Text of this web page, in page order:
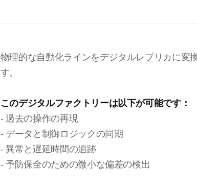
物理的な自動化ラインをデジタルレプリカに変
す。
このデジタルファクトリーは以下が可能です：
- 過去の操作の再現
- データと制御ロジックの同期
- 異常と遅延時間の追跡
- 予防保全のための微小な偏差の検出